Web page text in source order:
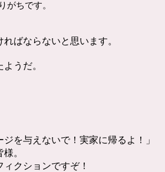
がちです。
ばならないと思います。
うだ。
を与えないで！実家に帰るよ！」
。
クションですぞ！